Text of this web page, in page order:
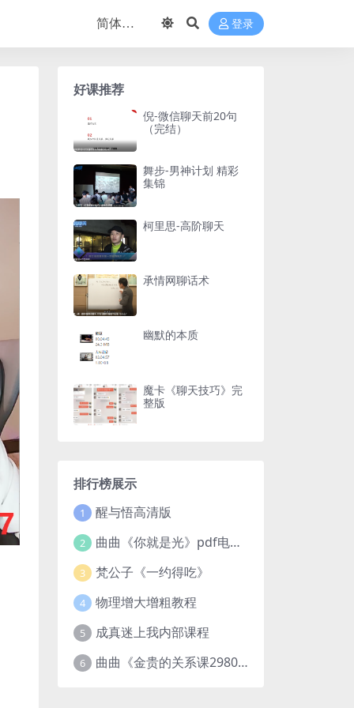
登录
好课推荐
倪-微信聊天前20句
（完结）
舞步-男神计划 精彩
集锦
柯里思-高阶聊天
承情网聊话术
幽默的本质
魔卡《聊天技巧》完
整版
排行榜展示
1 醒与悟高清版
2 曲曲《你就是光》pdf电子版
3 梵公子《一约得吃》
4 物理增大增粗教程
5 成真迷上我内部课程
6 曲曲《金贵的关系课2980》